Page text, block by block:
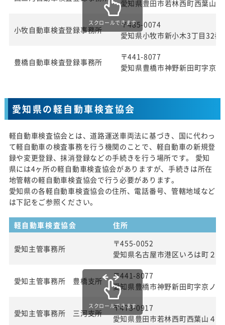
愛知県豊田市若林西町西葉山46
小牧自動車検査登録事務所
〒485-0074
愛知県小牧市新小木3丁目32番
豊橋自動車検査登録事務所
〒441-8077
愛知県豊橋市神野新田町字京
スクロールできます
愛知県の軽自動車検査協会
軽自動車検査協会とは、道路運送車両法に基づき、国に代わっ
て軽自動車の検査事務を行う機関のことで、軽自動車の新規登
録や変更登録、抹消登録などの手続きを行う場所です。 愛知
県には4ヶ所の軽自動車検査協会がありますが、手続きは所在
地管轄の軽自動車検査協会で行う必要があります。
愛知県の各軽自動車検査協会の住所、電話番号、管轄地域など
は下記をご参照ください。
軽自動車検査協会 住所
愛知主管事務所
〒455-0052
愛知県名古屋市港区いろは町２
愛知主管事務所 豊橋支所
〒441-8077
愛知県豊橋市神野新田町字京ノ
愛知主管事務所 三河支所
〒473-0917
愛知県豊田市若林西町西葉山４
スクロールできます